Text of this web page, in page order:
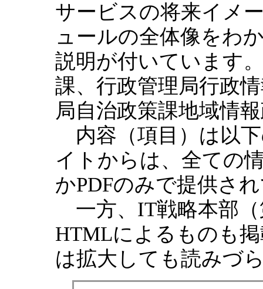
サービスの将来イメ
ュールの全体像をわ
説明が付いています
課、行政管理局行政
局自治政策課地域情
内容（項目）は以
イトからは、全ての
かPDFのみで提供さ
一方、IT戦略本部
HTMLによるものも
は拡大しても読みづ